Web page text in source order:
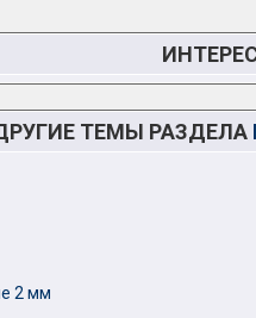
ТЕМЫ РАЗДЕЛА
2 мм